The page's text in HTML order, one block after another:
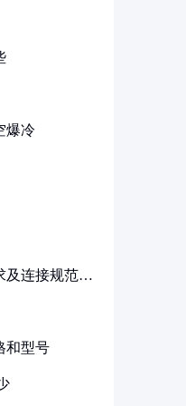
爆冷
及连接规范详
和型号